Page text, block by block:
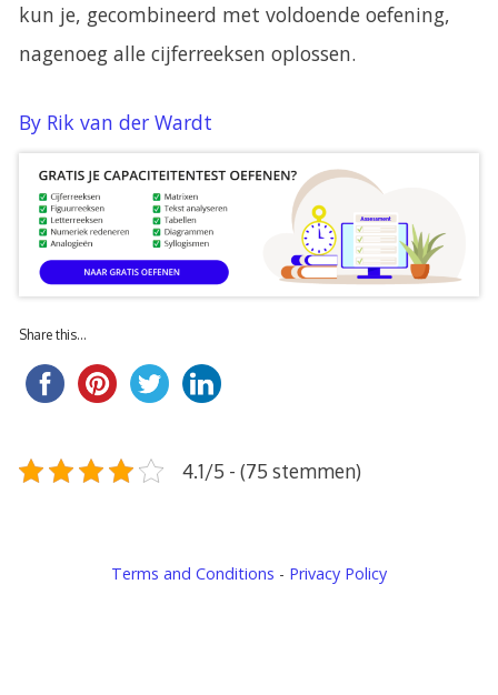
kun je, gecombineerd met voldoende oefening,
nagenoeg alle cijferreeksen oplossen.
By Rik van der Wardt
Share this...
4.1/5 - (75 stemmen)
Terms and Conditions - Privacy Policy